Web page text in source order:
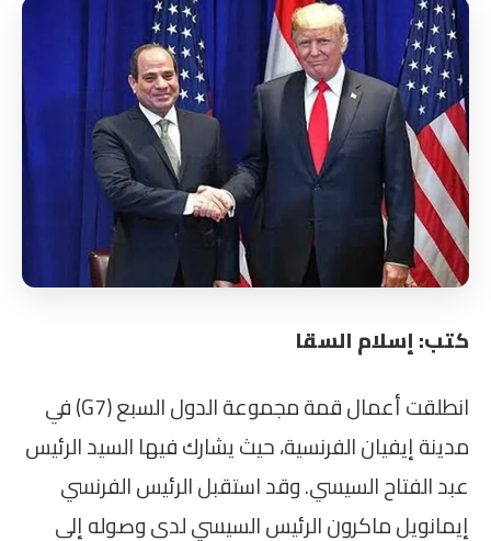
كتب: إسلام السقا
انطلقت أعمال قمة مجموعة الدول السبع (G7) في
مدينة إيفيان الفرنسية، حيث يشارك فيها السيد الرئيس
عبد الفتاح السيسي. وقد استقبل الرئيس الفرنسي
إيمانويل ماكرون الرئيس السيسي لدى وصوله إلى